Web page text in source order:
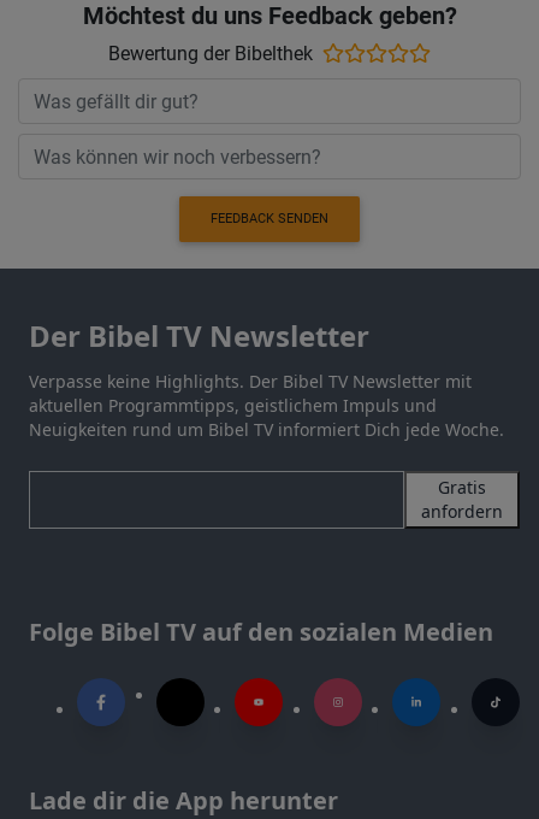
Möchtest du uns Feedback geben?
Bewertung der Bibelthek
FEEDBACK SENDEN
Der Bibel TV Newsletter
Verpasse keine Highlights. Der Bibel TV Newsletter mit
aktuellen Programmtipps, geistlichem Impuls und
Neuigkeiten rund um Bibel TV informiert Dich jede Woche.
Gratis
anfordern
Folge Bibel TV auf den sozialen Medien
Lade dir die App herunter